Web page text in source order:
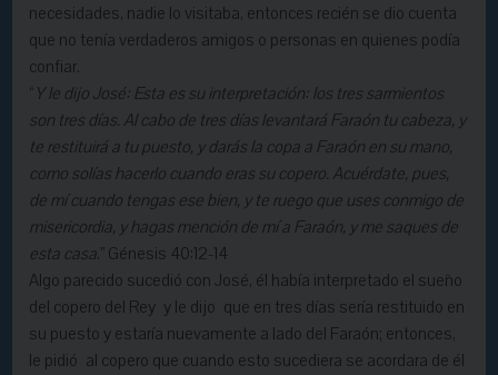
necesidades, nadie lo visitaba, entonces recién se dio cuenta
que no tenía verdaderos amigos o personas en quienes podía
confiar.
“ Y le dijo José: Esta es su interpretación: los tres sarmientos
son tres días. Al cabo de tres días levantará Faraón tu cabeza, y
te restituirá a tu puesto, y darás la copa a Faraón en su mano,
como solías hacerlo cuando eras su copero. Acuérdate, pues,
de mí cuando tengas ese bien, y te ruego que uses conmigo de
misericordia, y hagas mención de mí a Faraón, y me saques de
esta casa.” Génesis 40:12-14
Algo parecido sucedió con José, él había interpretado el sueño
del copero del Rey y le dijo que en tres días sería restituido en
su puesto y estaría nuevamente a lado del Faraón; entonces,
le pidió al copero que cuando esto sucediera se acordara de él